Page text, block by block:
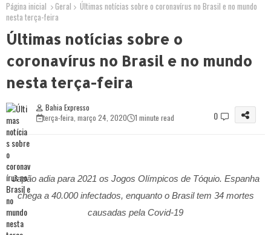
Página inicial Geral
Últimas notícias sobre o coronavírus no Brasil e no mundo
nesta terça-feira
Últimas notícias sobre o
coronavírus no Brasil e no mundo
nesta terça-feira
Bahia Expresso
terça-feira, março 24, 2020
1 minute read 0
Japão adia para 2021 os Jogos Olímpicos de Tóquio. Espanha
chega a 40.000 infectados, enquanto o Brasil tem 34 mortes
causadas pela Covid-19